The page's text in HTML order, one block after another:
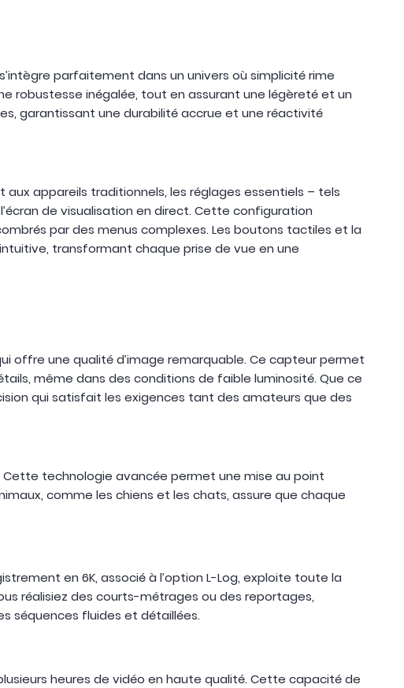
parfaitement dans un univers où simplicité rime
robustesse inégalée, tout en assurant une légèreté et un
garantissant une durabilité accrue et une réactivité
aux appareils traditionnels, les réglages essentiels – tels
de visualisation en direct. Cette configuration
par des menus complexes. Les boutons tactiles et la
transformant chaque prise de vue en une
offre une qualité d’image remarquable. Ce capteur permet
même dans des conditions de faible luminosité. Que ce
qui satisfait les exigences tant des amateurs que des
technologie avancée permet une mise au point
comme les chiens et les chats, assure que chaque
en 6K, associé à l’option L-Log, exploite toute la
réalisiez des courts-métrages ou des reportages,
séquences fluides et détaillées.
heures de vidéo en haute qualité. Cette capacité de